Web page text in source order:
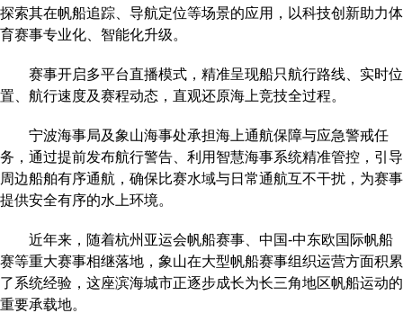
探索其在帆船追踪、导航定位等场景的应用，以科技创新助力体
育赛事专业化、智能化升级。
赛事开启多平台直播模式，精准呈现船只航行路线、实时位
置、航行速度及赛程动态，直观还原海上竞技全过程。
宁波海事局及象山海事处承担海上通航保障与应急警戒任
务，通过提前发布航行警告、利用智慧海事系统精准管控，引导
周边船舶有序通航，确保比赛水域与日常通航互不干扰，为赛事
提供安全有序的水上环境。
近年来，随着杭州亚运会帆船赛事、中国-中东欧国际帆船
赛等重大赛事相继落地，象山在大型帆船赛事组织运营方面积累
了系统经验，这座滨海城市正逐步成长为长三角地区帆船运动的
重要承载地。